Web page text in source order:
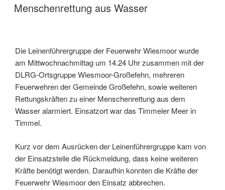
Menschenrettung aus Wasser
Die Leinenführergruppe der Feuerwehr Wiesmoor wurde
am Mittwochnachmittag um 14.24 Uhr zusammen mit der
DLRG-Ortsgruppe Wiesmoor-Großefehn, mehreren
Feuerwehren der Gemeinde Großefehn, sowie weiteren
Rettungskräften zu einer Menschenrettung aus dem
Wasser alarmiert. Einsatzort war das Timmeler Meer in
Timmel.
Kurz vor dem Ausrücken der Leinenführergruppe kam von
der Einsatzstelle die Rückmeldung, dass keine weiteren
Kräfte benötigt werden. Daraufhin konnten die Kräfte der
Feuerwehr Wiesmoor den Einsatz abbrechen.